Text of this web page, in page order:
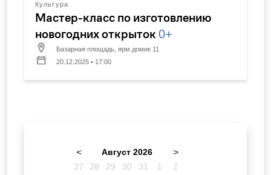
Культура
Мастер-класс по изготовлению
новогодних открыток 0+
Базарная площадь, ярм.домик 11
20.12.2025 • 17:00
< Август 2026 >
27 28 29 30 31 1
2